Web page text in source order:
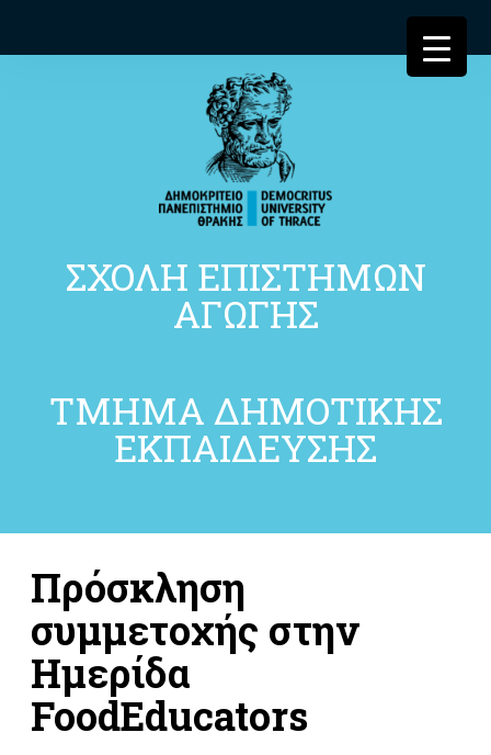
ΣΧΟΛΗ ΕΠΙΣΤΗΜΩΝ
ΑΓΩΓΗΣ
ΤΜΗΜΑ ΔΗΜΟΤΙΚΗΣ
ΕΚΠΑΙΔΕΥΣΗΣ
Πρόσκληση
συμμετοχής στην
Ημερίδα
FoodEducators